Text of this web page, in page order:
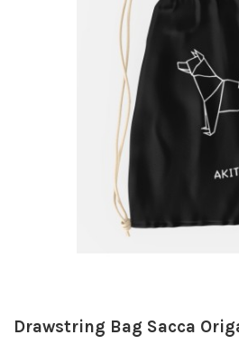
Drawstring Bag Sacca